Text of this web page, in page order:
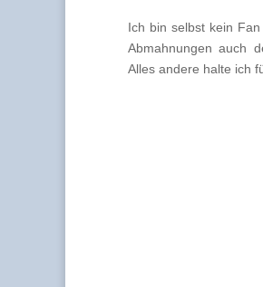
Ich bin selbst kein
Abmahnungen auch
Alles andere halte ich